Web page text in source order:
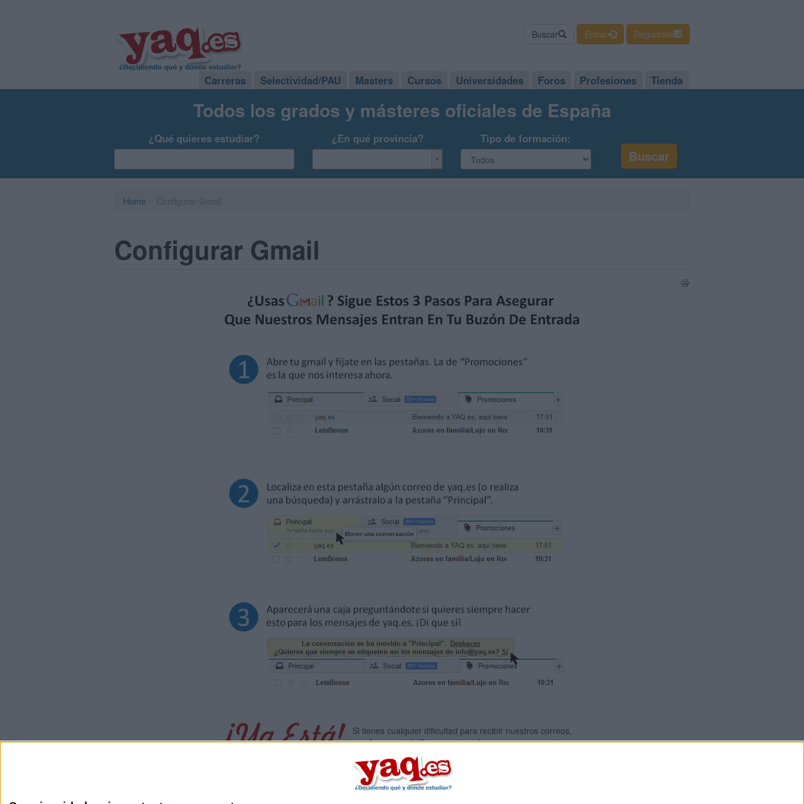
Buscar Entrar Regístrate
Carreras Selectividad/PAU Masters Cursos Universidades Foros Profesiones Tienda
Todos los grados y másteres oficiales de España
¿Qué quieres estudiar? ¿En qué provincia? Tipo de formación:
Home
Configurar Gmail
Si tienes cualquier dificultad para recibir nuestros correos,
escríbenos ainfo@yaq.esy te echaremos una mano :)